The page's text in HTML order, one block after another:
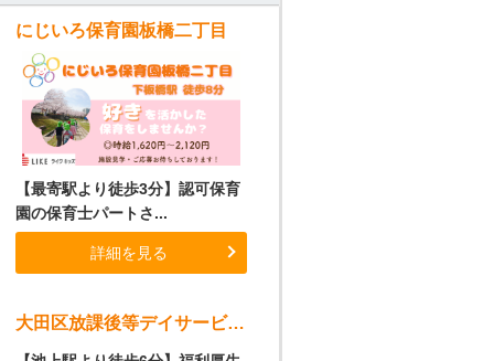
にじいろ保育園板橋二丁目
【最寄駅より徒歩3分】認可保育
園の保育士パートさ...
詳細を見る
大田区放課後等デイサービス（発達支援教室にじいろLabo池上）